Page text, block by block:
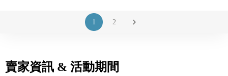
1 2
賣家資訊 & 活動期間